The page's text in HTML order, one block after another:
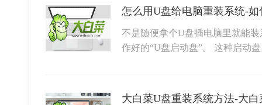
怎么用U盘给电脑重装系统-
不是随便拿个U盘插电脑里就能
作好的“U盘启动盘”。 这种启动
大白菜U盘重装系统方法-大